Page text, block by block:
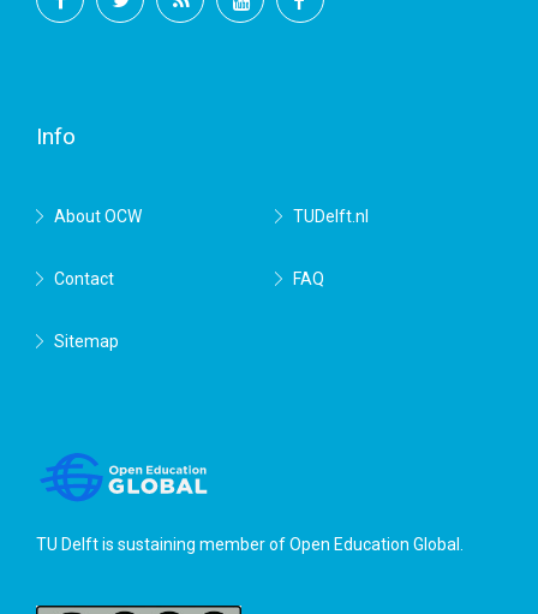
Info
About OCW TUDelft.nl
Contact FAQ
Sitemap
TU Delft is sustaining member ofOpen Education Global